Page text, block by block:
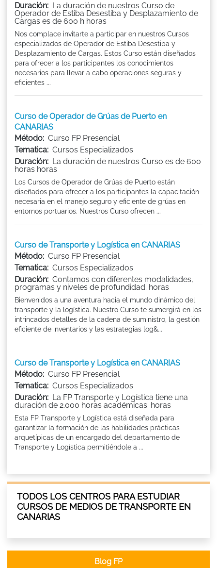
Duración: La duración de nuestros Curso de
Operador de Estiba Desestiba y Desplazamiento de
Cargas es de 600 h horas
Nos complace invitarte a participar en nuestros Cursos
especializados de Operador de Estiba Desestiba y
Desplazamiento de Cargas. Estos Curso están diseñados
para ofrecer a los participantes los conocimientos
necesarios para llevar a cabo operaciones seguras y
eficientes ...
Curso de Operador de Grúas de Puerto en
CANARIAS
Método: Curso FP Presencial
Tematica: Cursos Especializados
Duración: La duración de nuestros Curso es de 600
horas horas
Los Cursos de Operador de Grúas de Puerto están
diseñados para ofrecer a los participantes la capacitación
necesaria en el manejo seguro y eficiente de grúas en
entornos portuarios. Nuestros Curso ofrecen ...
Curso de Transporte y Logística en CANARIAS
Método: Curso FP Presencial
Tematica: Cursos Especializados
Duración: Contamos con diferentes modalidades,
programas y niveles de profundidad. horas
Bienvenidos a una aventura hacia el mundo dinámico del
transporte y la logística. Nuestro Curso te sumergirá en los
intrincados detalles de la cadena de suministro, la gestión
eficiente de inventarios y las estrategias log&...
Curso de Transporte y Logística en CANARIAS
Método: Curso FP Presencial
Tematica: Cursos Especializados
Duración: La FP Transporte y Logística tiene una
duración de 2.000 horas académicas. horas
Esta FP Transporte y Logística está diseñada para
garantizar la formación de las habilidades prácticas
arquetípicas de un encargado del departamento de
Transporte y Logística permitiéndole a ...
TODOS LOS CENTROS PARA ESTUDIAR
CURSOS DE MEDIOS DE TRANSPORTE EN
CANARIAS
Blog FP